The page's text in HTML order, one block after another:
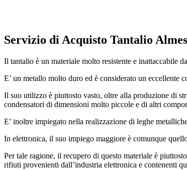
Servizio diAcquisto Tantalio
Il tantalio è un materiale molto resistente e inattaccabile
E’ un metallo molto duro ed è considerato un eccellente
Il suo utilizzo è piuttosto vasto, oltre alla produzione di
condensatori di dimensioni molto piccole e di altri
E’ inoltre impiegato nella realizzazione di leghe
In elettronica, il suo impiego maggiore è comunque
Per tale ragione, il recupero di questo materiale è
rifiuti provenienti dall’industria elettronica e contenenti